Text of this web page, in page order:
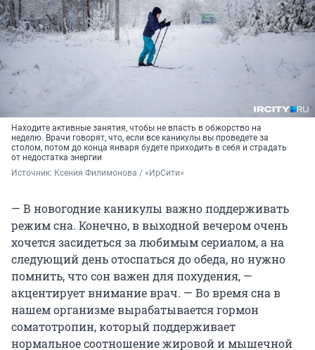
Находите активные занятия, чтобы не впасть в обжорство на
неделю. Врачи говорят, что, если все каникулы вы проведете за
столом, потом до конца января будете приходить в себя и страдать
от недостатка энергии
Источник: Ксения Филимонова / «ИрСити»
— В новогодние каникулы важно поддерживать
режим сна. Конечно, в выходной вечером очень
хочется засидеться за любимым сериалом, а на
следующий день отоспаться до обеда, но нужно
помнить, что сон важен для похудения, —
акцентирует внимание врач. — Во время сна в
нашем организме вырабатывается гормон
соматотропин, который поддерживает
нормальное соотношение жировой и мышечной